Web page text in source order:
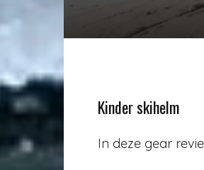
Kinder skihelm
In deze gear